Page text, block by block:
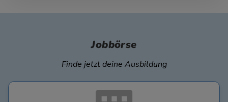
Jobbörse
Finde jetzt deine Ausbildung